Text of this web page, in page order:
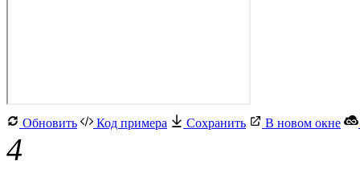
Обновить Код примера Сохранить В новом окне
4